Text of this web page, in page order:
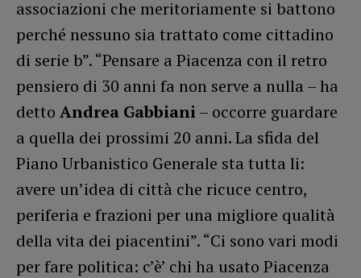
associazioni che meritoriamente si battono
perché nessuno sia trattato come cittadino
di serie b”. “Pensare a Piacenza con il retro
pensiero di 30 anni fa non serve a nulla – ha
detto Andrea Gabbiani– occorre guardare
a quella dei prossimi 20 anni. La sfida del
Piano Urbanistico Generale sta tutta li:
avere un’idea di città che ricuce centro,
periferia e frazioni per una migliore qualità
della vita dei piacentini”. “Ci sono vari modi
per fare politica: c’è’ chi ha usato Piacenza